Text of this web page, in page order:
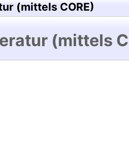
(mittels CORE)
(mittels